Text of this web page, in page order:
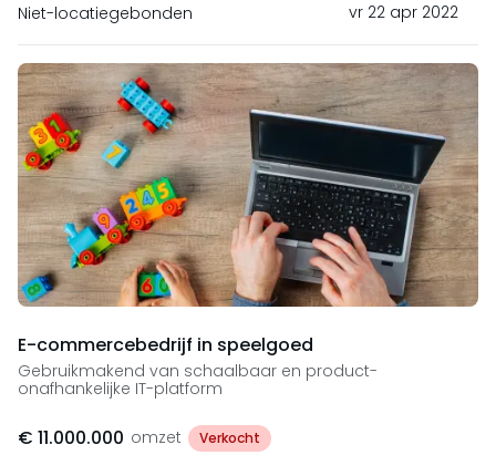
Niet-locatiegebonden vr 22 apr 2022
E-commercebedrijf in speelgoed
Gebruikmakend van schaalbaar en product-
onafhankelijke IT-platform
€ 11.000.000 omzet Verkocht